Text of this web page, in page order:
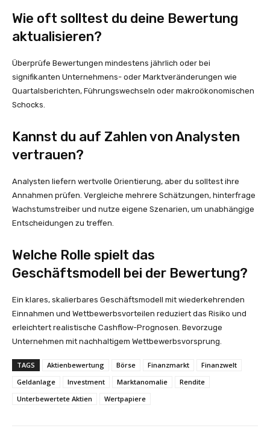
Wie oft solltest du deine Bewertung
aktualisieren?
Überprüfe Bewertungen mindestens jährlich oder bei
signifikanten Unternehmens- oder Marktveränderungen wie
Quartalsberichten, Führungswechseln oder makroökonomischen
Schocks.
Kannst du auf Zahlen von Analysten
vertrauen?
Analysten liefern wertvolle Orientierung, aber du solltest ihre
Annahmen prüfen. Vergleiche mehrere Schätzungen, hinterfrage
Wachstumstreiber und nutze eigene Szenarien, um unabhängige
Entscheidungen zu treffen.
Welche Rolle spielt das
Geschäftsmodell bei der Bewertung?
Ein klares, skalierbares Geschäftsmodell mit wiederkehrenden
Einnahmen und Wettbewerbsvorteilen reduziert das Risiko und
erleichtert realistische Cashflow-Prognosen. Bevorzuge
Unternehmen mit nachhaltigem Wettbewerbsvorsprung.
TAGS Aktienbewertung Börse Finanzmarkt
Finanzwelt
Geldanlage
Investment Marktanomalie
Rendite
Unterbewertete Aktien
Wertpapiere